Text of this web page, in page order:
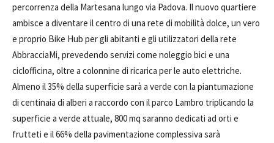
percorrenza della Martesana lungo via Padova. Il nuovo quartiere
ambisce a diventare il centro di una rete di mobilità dolce, un vero
e proprio Bike Hub per gli abitanti e gli utilizzatori della rete
AbbracciaMi, prevedendo servizi come noleggio bici e una
ciclofficina, oltre a colonnine di ricarica per le auto elettriche.
Almeno il 35% della superficie sarà a verde con la piantumazione
di centinaia di alberi a raccordo con il parco Lambro triplicando la
superficie a verde attuale, 800 mq saranno dedicati ad orti e
frutteti e il 66% della pavimentazione complessiva sarà